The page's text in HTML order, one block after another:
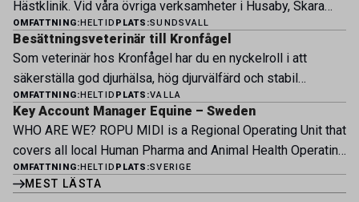
engagerat team, moderna faciliteter och verkliga
möjligheter att bedriva avancerad djursjukvård. Vad vi
erbjuder Särskilt meriterande: […]
Hästklinik. Vid våra övriga verksamheter i Husaby, Skara
och Bjertorp jobbar idag ett 60-tal medarbetare. Om kliniken
Bergsåkers Hästklinik bedriver veterinärverksamhet i en
modern klinik vid Bergsåkers travbana, Sundsvall. Vi
erbjuder ett mångfasetterat utbud av undersökningar och
behandlingar i välutrustade lokaler. Vi har cirka 7 500
patienter […]
OMFATTNING: HELTID PLATS:SUNDSVALL
Besättningsveterinär till Kronfågel
Som veterinär hos Kronfågel har du en nyckelroll i att
säkerställa god djurhälsa, hög djurvälfärd och stabil
produktion genom hela värdekedjan. Du arbetar nära våra
kontrakterade uppfödare och tillsammans med kollegor
inom produktion, kläckeri, slakt och kvalitet. Rollen präglas
av proaktivt arbete, kunskapsdelning och kontinuerlig
utveckling, där du bidrar till att stärka svensk
OMFATTNING: HELTID PLATS:VALLA
Key Account Manager Equine – Sweden
WHO ARE WE? ROPU MIDI is a Regional Operating Unit that
covers all local Human Pharma and Animal Health Operating
Units across Belgium, Denmark, Norway, Finland, Greece,
Portugal, Sweden, and The Netherlands. MIDI has a
OMFATTNING: HELTID PLATS:SVERIGE
MEST LÄSTA